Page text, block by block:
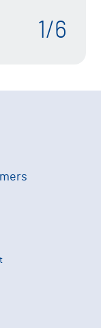
1/6